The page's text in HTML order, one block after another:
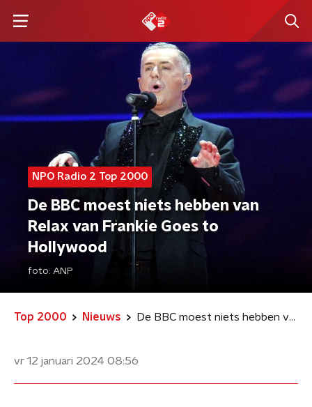
NPO Radio 2 Top 2000
De BBC moest niets hebben van
Relax van Frankie Goes to
Hollywood
foto: ANP
Top 2000 Nieuws De BBC moest niets hebben van Relax van Frankie Goes to Hollywood
vr 12 januari 2024 08:56